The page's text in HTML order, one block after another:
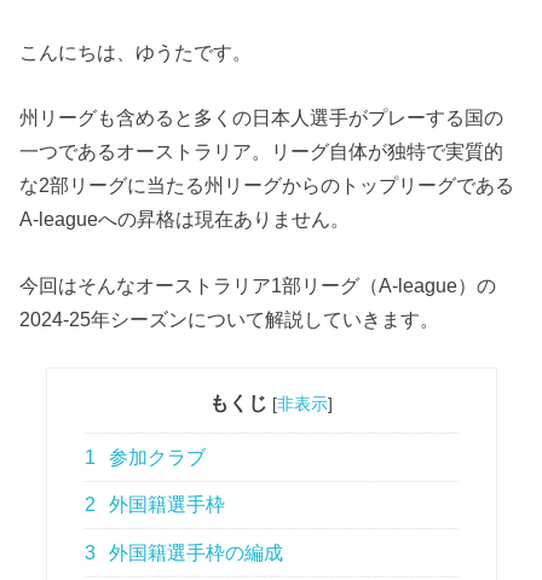
こんにちは、ゆうたです。
州リーグも含めると多くの日本人選手がプレーする国の
一つであるオーストラリア。リーグ自体が独特で実質的
な2部リーグに当たる州リーグからのトップリーグである
A-leagueへの昇格は現在ありません。
今回はそんなオーストラリア1部リーグ（A-league）の
2024-25年シーズンについて解説していきます。
もくじ [非表示]
1 参加クラブ
2 外国籍選手枠
3 外国籍選手枠の編成